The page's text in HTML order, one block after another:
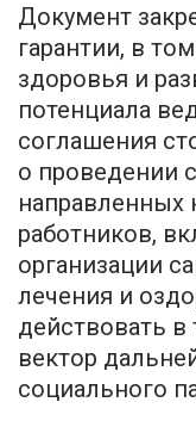
Документ
гарантии, в
здоровья и
потенциала
соглашения
о проведении
направленных
работников,
организации
лечения и
действовать в
вектор
социального